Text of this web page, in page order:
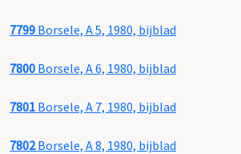
7799 Borsele, A 5, 1980, bijblad
7800 Borsele, A 6, 1980, bijblad
7801 Borsele, A 7, 1980, bijblad
7802Borsele, A 8, 1980, bijblad